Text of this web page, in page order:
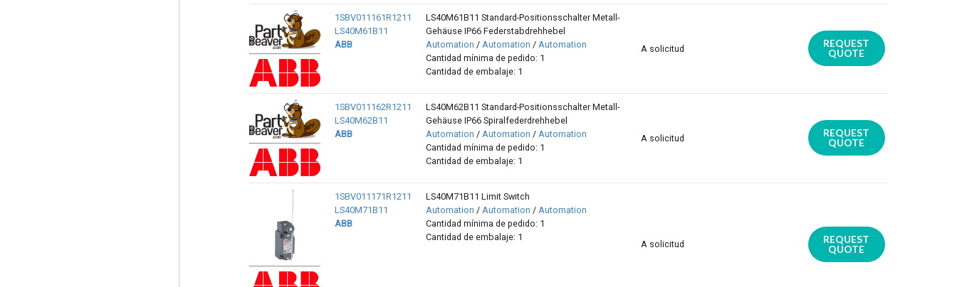
1SBV011161R1211
LS40M61B11
ABB
LS40M61B11 Standard-Positionsschalter Metall-
Gehäuse IP66 Federstabdrehhebel
Automation / Automation / Automation
Cantidad mínima de pedido: 1
Cantidad de embalaje: 1
A solicitud
REQUEST
QUOTE
1SBV011162R1211
LS40M62B11
ABB
LS40M62B11 Standard-Positionsschalter Metall-
Gehäuse IP66 Spiralfederdrehhebel
Automation / Automation / Automation
Cantidad mínima de pedido: 1
Cantidad de embalaje: 1
A solicitud
REQUEST
QUOTE
1SBV011171R1211
LS40M71B11
ABB
LS40M71B11 Limit Switch
Automation / Automation / Automation
Cantidad mínima de pedido: 1
Cantidad de embalaje: 1
A solicitud
REQUEST
QUOTE